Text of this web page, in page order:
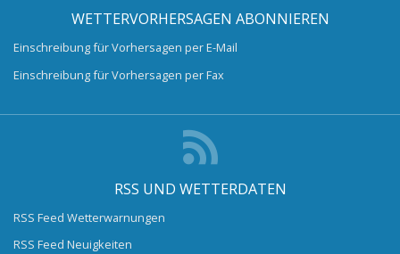
WETTERVORHERSAGEN ABONNIEREN
Einschreibung für Vorhersagen per E-Mail
Einschreibung für Vorhersagen per Fax
RSS UND WETTERDATEN
RSS Feed Wetterwarnungen
RSS Feed Neuigkeiten